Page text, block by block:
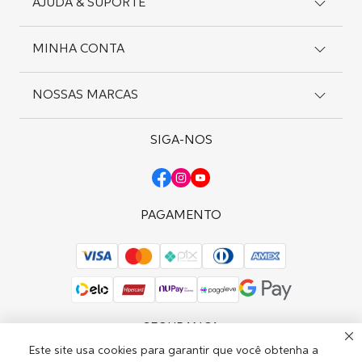
Este site usa cookies para garantir que você obtenha a
Cadastro
Preferências de Cookies
AJUDA & SUPORTE
Entregas
Pagamentos
Trocas e Devoluções
MINHA CONTA
Meus Endereços
NOSSAS MARCAS
Sebastian Professional
SIGA-NOS
PAGAMENTO
SEGURANÇA